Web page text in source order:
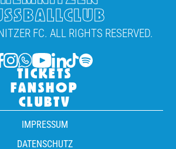
FC. ALL RIGHTS RESERVED.
TICKETS
FANSHOP
CLUBTV
IMPRESSUM
DATENSCHUTZ